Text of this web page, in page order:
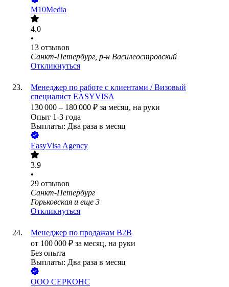
M10Media
4.0
•
13 отзывов
Санкт-Петербург, р-н Василеостровский
Откликнуться
Менеджер по работе с клиентами / Визовый
специалист EASYVISA
130 000 – 180 000 ₽ за месяц, на руки
Опыт 1-3 года
Выплаты: Два раза в месяц
EasyVisa Agency
3.9
•
29 отзывов
Санкт-Петербург
Горьковская и еще 3
Откликнуться
Менеджер по продажам В2В
от 100 000 ₽ за месяц, на руки
Без опыта
Выплаты: Два раза в месяц
ООО СЕРКОНС